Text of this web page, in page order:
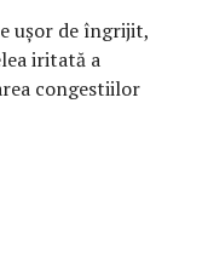
ușor de îngrijit,
iritată a
congestiilor